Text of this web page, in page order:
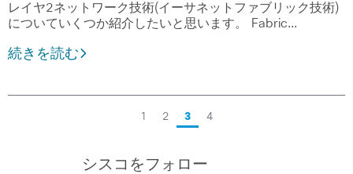
レイヤ2ネットワーク技術(イーサネットファブリック技術)
についていくつか紹介したいと思います。 Fabric…
続きを読む
1 2 3 4
シスコをフォロー